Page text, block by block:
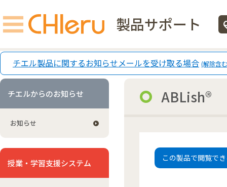
製品サポート
チエル製品に関するお知らせメールを受け取る場合 (解除含
チエルからのお知らせ
お知らせ
授業・学習支援システム
ABLish®
この製品で閲覧で